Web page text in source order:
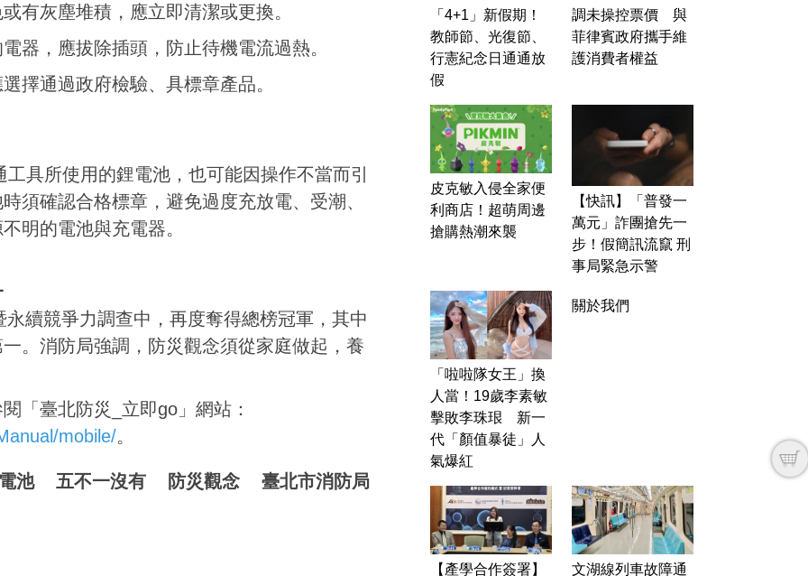
有灰塵堆積，應立即清潔或更換。
器，應拔除插頭，防止待機電流過熱。
擇通過政府檢驗、具標章產品。
具所使用的鋰電池，也可能因操作不當而引
須確認合格標章，避免過度充放電、受潮、
明的電池與充電器。
續競爭力調查中，再度奪得總榜冠軍，其中
。消防局強調，防災觀念須從家庭做起，養
「臺北防災_立即go」網站：
mobile/。
池 五不一沒有 防災觀念 臺北市消防局
「4+1」新假期！
教師節、光復節、
行憲紀念日通通放
假
調未操控票價 與
菲律賓政府攜手維
護消費者權益
皮克敏入侵全家便
利商店！超萌周邊
搶購熱潮來襲
【快訊】「普發一
萬元」詐團搶先一
步！假簡訊流竄 刑
事局緊急示警
「啦啦隊女王」換
人當！19歲李素敏
擊敗李珠珢 新一
代「顏值暴徒」人
氣爆紅
關於我們
【產學合作簽署】
文湖線列車故障通